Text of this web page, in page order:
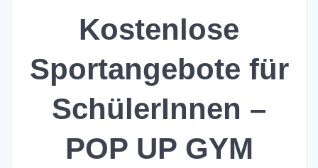
Kostenlose
Sportangebote für
SchülerInnen –
POP UP GYM